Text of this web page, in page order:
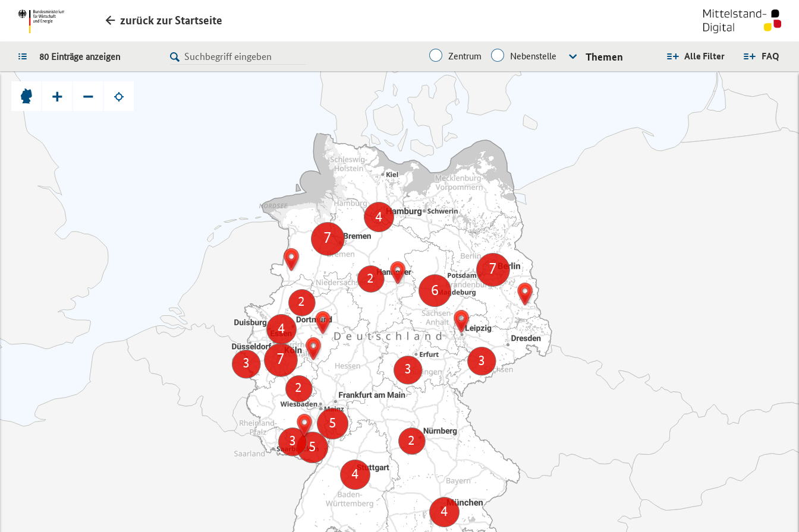
zurück zur Startseite
LISTE FAQ
Alle Filter
Zentrum Nebenstelle Themen
80 Einträge anzeigen
+ −